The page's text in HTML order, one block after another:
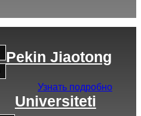
Узнать подробно
Pekin Jiaotong
Universiteti